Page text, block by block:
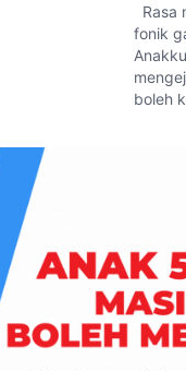
Rasa
fonik
boleh
ni..
Abd